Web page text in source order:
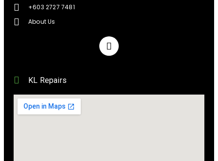
+603 2727 7481
About Us
KL Repairs